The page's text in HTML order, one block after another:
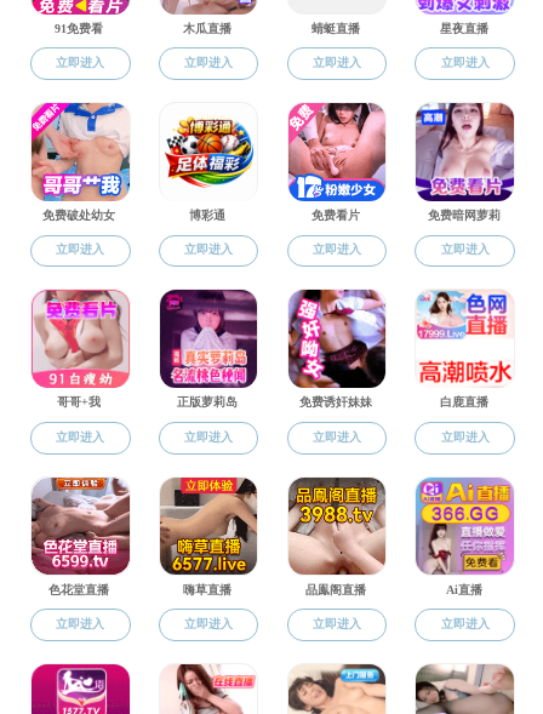
黄播概况
黄播简介 党政领导 机构设置 学科建设 办事指南
宣传视频
下载专区
党建工作
党务活动 支部设置